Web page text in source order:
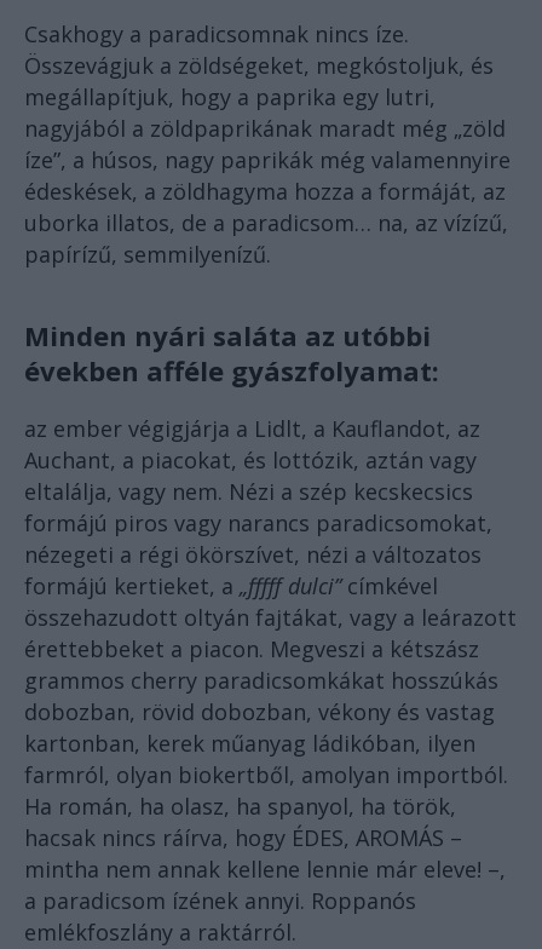
Csakhogy a paradicsomnak nincs íze.
Összevágjuk a zöldségeket, megkóstoljuk, és
megállapítjuk, hogy a paprika egy lutri,
nagyjából a zöldpaprikának maradt még „zöld
íze”, a húsos, nagy paprikák még valamennyire
édeskések, a zöldhagyma hozza a formáját, az
uborka illatos, de a paradicsom… na, az vízízű,
papírízű, semmilyenízű.
Minden nyári saláta az utóbbi
években afféle gyászfolyamat:
az ember végigjárja a Lidlt, a Kauflandot, az
Auchant, a piacokat, és lottózik, aztán vagy
eltalálja, vagy nem. Nézi a szép kecskecsics
formájú piros vagy narancs paradicsomokat,
nézegeti a régi ökörszívet, nézi a változatos
formájú kertieket, a „fffff dulci”címkével
összehazudott oltyán fajtákat, vagy a leárazott
érettebbeket a piacon. Megveszi a kétszász
grammos cherry paradicsomkákat hosszúkás
dobozban, rövid dobozban, vékony és vastag
kartonban, kerek műanyag ládikóban, ilyen
farmról, olyan biokertből, amolyan importból.
Ha román, ha olasz, ha spanyol, ha török,
hacsak nincs ráírva, hogy ÉDES, AROMÁS –
mintha nem annak kellene lennie már eleve! –,
a paradicsom ízének annyi. Roppanós
emlékfoszlány a raktárról.